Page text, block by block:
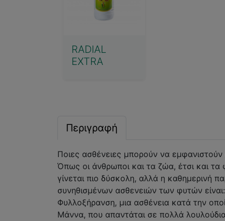
RADIAL
EXTRA
Περιγραφή
Ποιες ασθένειες μπορούν να
Όπως οι άνθρωποι και τα ζώα, έτσι και
γίνεται πιο δύσκολη, αλλά η καθημερινή
συνηθισμένων ασθενειών των φυτών είναι:
Φυλλοξήρανση, μια ασθένεια κατά την
Μάννα, που απαντάται σε πολλά